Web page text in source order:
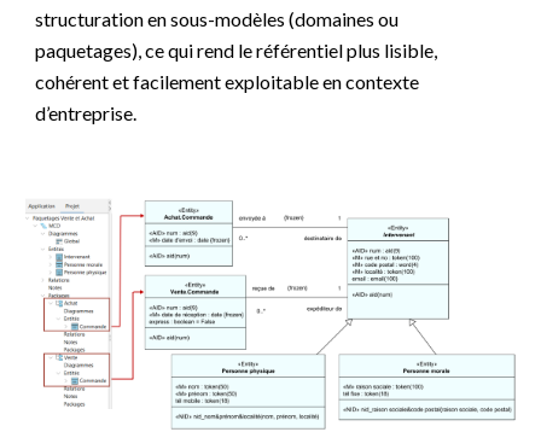
structuration en sous-modèles (domaines ou
paquetages), ce qui rend le référentiel plus lisible,
cohérent et facilement exploitable en contexte
d’entreprise.